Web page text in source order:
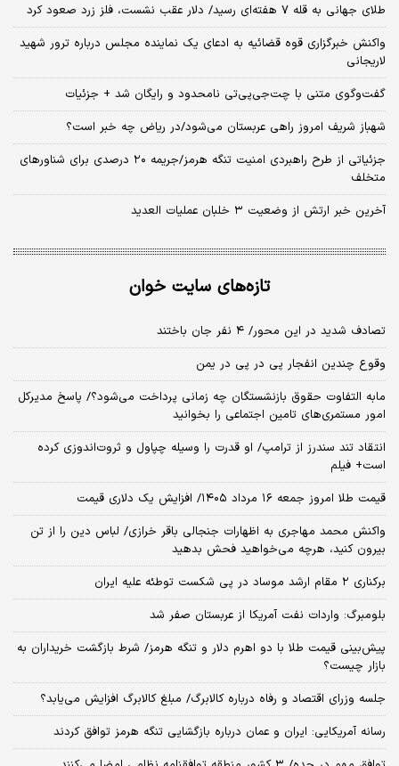
طلای جهانی به قله ۷ هفته‌ای رسید/ دلار عقب نشست، فلز زرد صعود کرد
واکنش خبرگزاری قوه قضائیه به ادعای یک نماینده مجلس درباره ترور شهید
لاریجانی
گفت‌وگوی متنی با چت‌جی‌پی‌تی نامحدود و رایگان شد + جزئیات
شهباز شریف امروز راهی عربستان می‌شود/در ریاض چه خبر است؟
جزئیاتی از طرح راهبردی امنیت تنگه هرمز/جریمه ۲۰ درصدی برای شناورهای
متخلف
آخرین خبر ارتش از وضعیت ۳ خلبان عملیات العدید
تازه‌های سایت خوان
تصادف شدید در این محور/ ۴ نفر جان باختند
وقوع چندین انفجار پی در پی در یمن
مابه التفاوت حقوق بازنشستگان چه زمانی پرداخت می‌شود؟/ پاسخ مدیرکل
امور مستمری‌های تامین اجتماعی را بخوانید
انتقاد تند سندرز از ترامپ/ او قدرت را وسیله چپاول و ثروت‌اندوزی کرده
است+ فیلم
قیمت طلا امروز جمعه ۱۶ مرداد ۱۴۰۵/ افزایش یک دلاری قیمت
واکنش محمد مهاجری به اظهارات جنجالی باقر خرازی/ لباس دین را از تن
بیرون کنید، هرچه می‌خواهید فحش بدهید
برکناری ۲ مقام‌ ارشد موساد در پی شکست توطئه علیه ایران
بلومبرگ: واردات نفت آمریکا از عربستان صفر شد
پیش‌بینی قیمت طلا با دو اهرم دلار و تنگه هرمز/ شرط بازگشت خریداران به
بازار چیست؟
جلسه وزرای اقتصاد و رفاه درباره کالابرگ/ مبلغ کالابرگ افزایش می‌یابد؟
رسانه آمریکایی: ایران و عمان درباره بازگشایی تنگه هرمز توافق کردند